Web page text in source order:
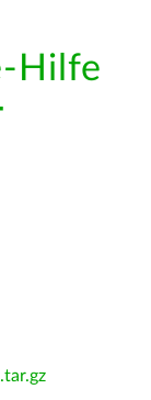
Hilfe